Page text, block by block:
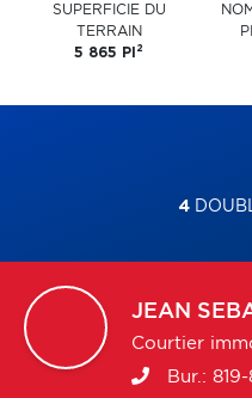
SUPERFICIE DU
TERRAIN
5 865 PI 2
4
JEAN
Courtier
Bur.: